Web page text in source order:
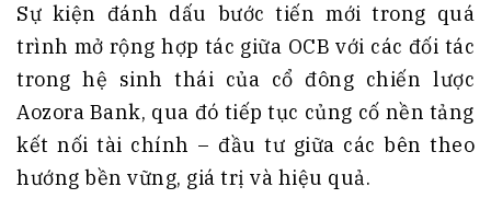
Sự kiện đánh dấu bước tiến mới trong quá
trình mở rộng hợp tác giữa OCB với các đối tác
trong hệ sinh thái của cổ đông chiến lược
Aozora Bank, qua đó tiếp tục củng cố nền tảng
kết nối tài chính – đầu tư giữa các bên theo
hướng bền vững, giá trị và hiệu quả.